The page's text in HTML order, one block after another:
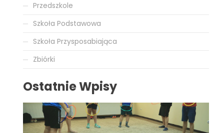
Przedszkole
Szkoła Podstawowa
Szkoła Przysposabiająca
Zbiórki
Ostatnie Wpisy